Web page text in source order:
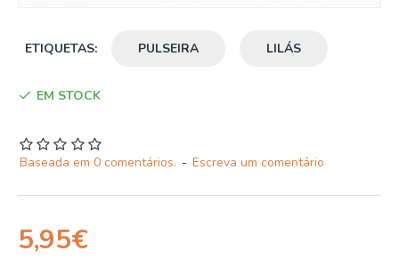
ETIQUETAS: PULSEIRA LILÁS
EM STOCK
Baseada em 0 comentários. - Escreva um comentário
5,95€